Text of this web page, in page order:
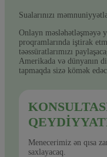
Sualarınızı
Onlayn məsləhətləşməyə
proqramlarında iştirak
təəssüratlarımızı
Amerikada və dünyanın
tapmaqda sizə kömək
Menecerimiz ən qısa
saxlayacaq.